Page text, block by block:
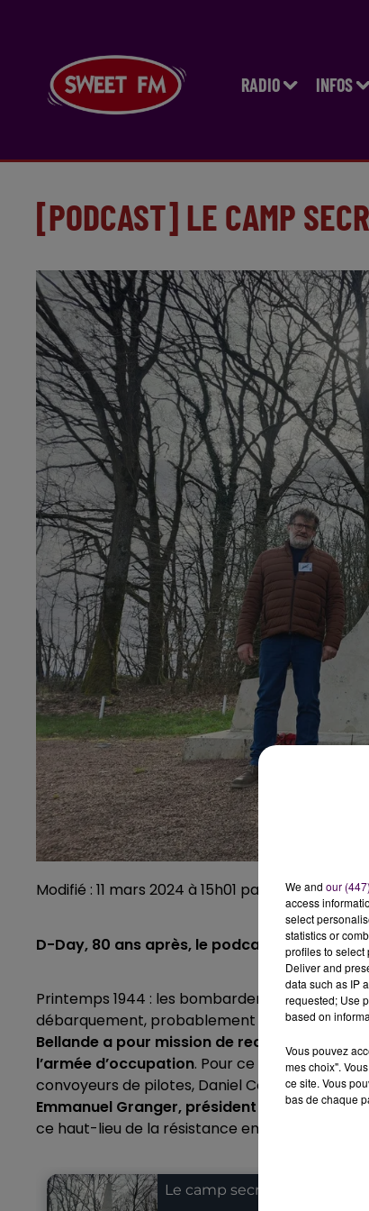
RADIO INFOS
[PODCAST] LE CAMP
Modifié : 11 mars 2024 à 15h01 par Nicolas
D-Day, 80 ans après, le podcast, épisode
Printemps 1944 : les bombardements alliés
débarquement, probablement dans le nord du
Bellande a pour mission de recueillir et de
l’armée d’occupation. Pour ce sixième
convoyeurs de pilotes, Daniel Cogneau, pour
Emmanuel Granger, président du Comité du
ce haut-lieu de la résistance entre Loir-et-
We and our
access
select
statistics or
profiles to select
Deliver and
data such as IP
requested; Use
based on
Vous pouvez
mes choix".
ce site. Vous
bas de chaque